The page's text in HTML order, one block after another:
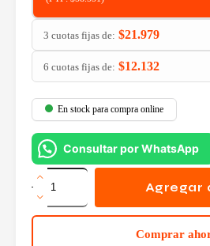
3 cuotas fijas de: $21.979
6 cuotas fijas de: $12.132
En stock para compra online
Consultar por WhatsApp
Auriculares
Logitech
Clear
Chat
Agregar
Comprar